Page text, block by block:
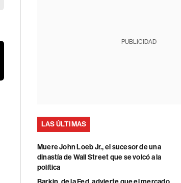
PUBLICIDAD
LAS ÚLTIMAS
Muere John Loeb Jr., el sucesor de una
dinastía de Wall Street que se volcó a la
política